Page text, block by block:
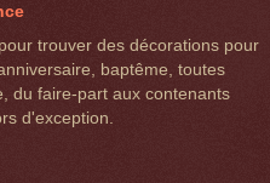
trouver des décorations pour
baptême, toutes
du faire-part aux contenants
d'exception.